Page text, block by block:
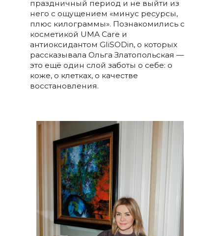
праздничный период и не выйти из
него с ощущением «минус ресурсы,
плюс килограммы». Познакомились с
косметикой UMA Care и
антиоксидантом GliSODin, о которых
рассказывала Ольга Златопольская —
это ещё один слой заботы о себе: о
коже, о клетках, о качестве
восстановления.